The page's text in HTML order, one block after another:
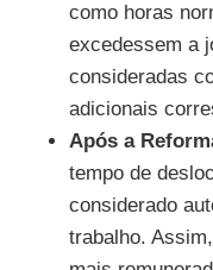
como horas
excedessem a
consideradas
adicionais
Após a
tempo de
considerado
trabalho.